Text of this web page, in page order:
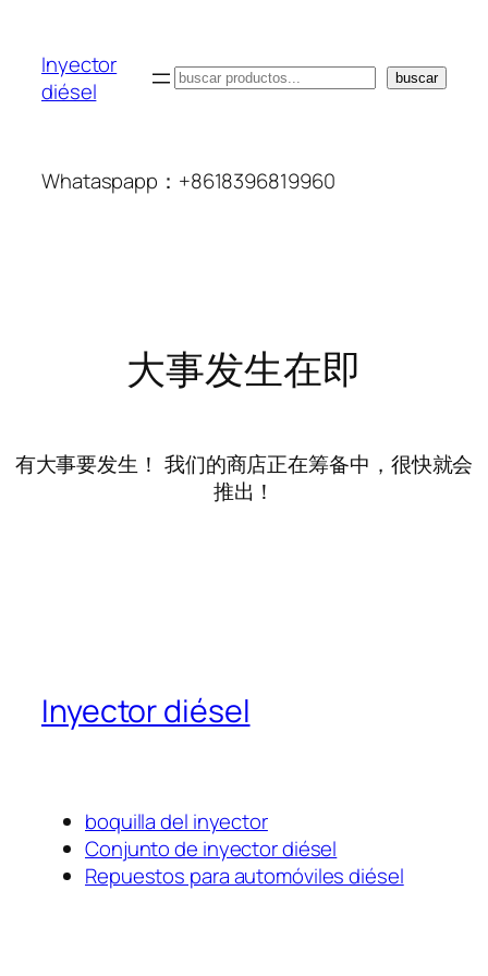
Inyector
diésel
搜
buscar
Whataspapp：+8618396819960
大事发生在即
有大事要发生！ 我们的商店正在筹备中，很快就会
推出！
Inyector diésel
boquilla del inyector
Conjunto de inyector diésel
Repuestos para automóviles diésel